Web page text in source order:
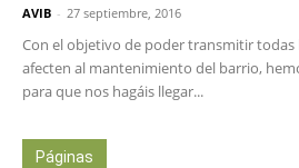
AVIB - 27 septiembre, 2016
Con el objetivo de poder transmitir todas
afecten al mantenimiento del barrio,
para que nos hagáis llegar...
Páginas